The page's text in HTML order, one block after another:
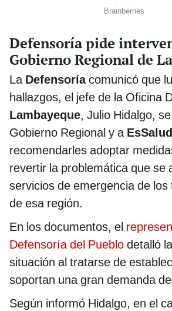
Defensoría pide
Gobierno Regional de
La Defensoríacomunicó que
hallazgos, el jefe de la Oficina
Lambayeque, Julio Hidalgo,
Gobierno Regional y a EsSalud
recomendarles adoptar
revertir la problemática que se
servicios de emergencia de
de esa región.
En los documentos, el
Defensoría del Pueblo detalló
situación al tratarse de
soportan una gran demanda
Según informó Hidalgo, en el